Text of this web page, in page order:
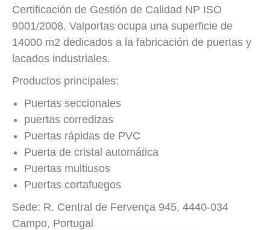
Certificación de Gestión de Calidad NP ISO
9001/2008. Valportas ocupa una superficie de
14000 m2 dedicados a la fabricación de puertas y
lacados industriales.
Productos principales:
Puertas seccionales
puertas corredizas
Puertas rápidas de PVC
Puerta de cristal automática
Puertas multiusos
Puertas cortafuegos
Sede: R. Central de Fervença 945, 4440-034
Campo, Portugal